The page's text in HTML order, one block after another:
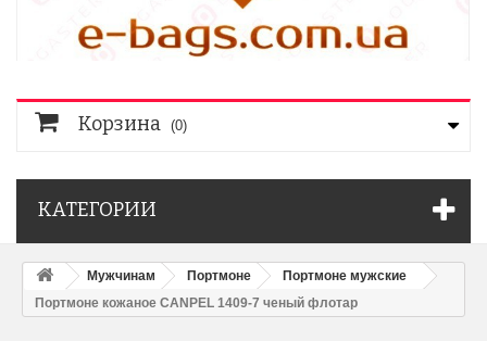
Корзина (0)
КАТЕГОРИИ
Мужчинам Портмоне
Портмоне мужские
Портмоне кожаное CANPEL 1409-7 ченый флотар